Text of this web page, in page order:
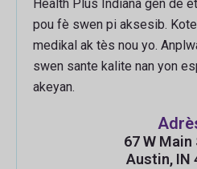
Health Plus Indiana gen de
pou fè swen pi aksesib.
medikal ak tès nou yo.
swen sante kalite nan yon
akeyan.
67 W
Austin, IN